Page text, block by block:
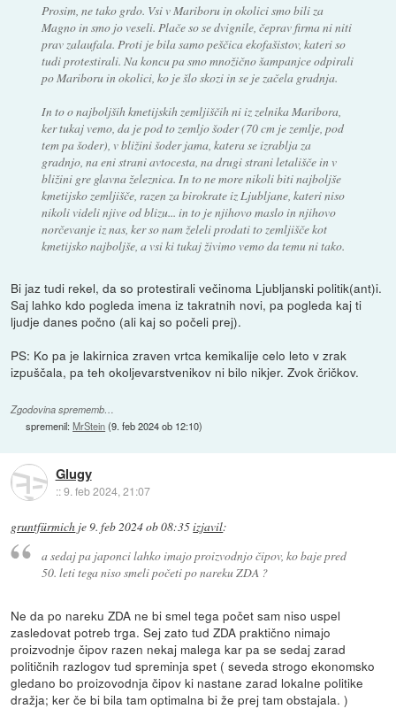
Prosim, ne tako grdo. Vsi v Mariboru in okolici smo bili za
Magno in smo jo veseli. Plače so se dvignile, čeprav firma ni niti
prav zalaufala. Proti je bila samo peščica ekofašistov, kateri so
tudi protestirali. Na koncu pa smo množično šampanjce odpirali
po Mariboru in okolici, ko je šlo skozi in se je začela gradnja.
In to o najboljših kmetijskih zemljiščih ni iz zelnika Maribora,
ker tukaj vemo, da je pod to zemljo šoder (70 cm je zemlje, pod
tem pa šoder), v bližini šoder jama, katera se izrablja za
gradnjo, na eni strani avtocesta, na drugi strani letališče in v
bližini gre glavna železnica. In to ne more nikoli biti najboljše
kmetijsko zemljišče, razen za birokrate iz Ljubljane, kateri niso
nikoli videli njive od blizu... in to je njihovo maslo in njihovo
norčevanje iz nas, ker so nam želeli prodati to zemljišče kot
kmetijsko najboljše, a vsi ki tukaj živimo vemo da temu ni tako.
Bi jaz tudi rekel, da so protestirali večinoma Ljubljanski politik(ant)i.
Saj lahko kdo pogleda imena iz takratnih novi, pa pogleda kaj ti
ljudje danes počno (ali kaj so počeli prej).
PS: Ko pa je lakirnica zraven vrtca kemikalije celo leto v zrak
izpuščala, pa teh okoljevarstvenikov ni bilo nikjer. Zvok čričkov.
Zgodovina sprememb…
spremenil:MrStein(9. feb 2024 ob 12:10)
Glugy
::9. feb 2024, 21:07
gruntfürmich je 9. feb 2024 ob 08:35izjavil:
a sedaj pa japonci lahko imajo proizvodnjo čipov, ko baje pred
50. leti tega niso smeli početi po nareku ZDA ?
Ne da po nareku ZDA ne bi smel tega počet sam niso uspel
zasledovat potreb trga. Sej zato tud ZDA praktično nimajo
proizvodnje čipov razen nekaj malega kar pa se sedaj zarad
političnih razlogov tud spreminja spet ( seveda strogo ekonomsko
gledano bo proizovodnja čipov ki nastane zarad lokalne politike
dražja; ker če bi bila tam optimalna bi že prej tam obstajala. )